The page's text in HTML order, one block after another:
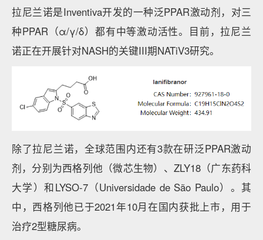
拉尼兰诺是Inventiva开发的一种泛PPAR激动剂，对三
种PPAR（α/γ/δ）都有中等激动活性。目前，拉尼兰
诺正在开展针对NASH的关键III期NATiV3研究。
除了拉尼兰诺，全球范围内还有3款在研泛PPAR激动
剂，分别为西格列他（微芯生物）、ZLY18（广东药科
大学）和LYSO-7（Universidade de São Paulo）。其
中，西格列他已于2021年10月在国内获批上市，用于
治疗2型糖尿病。